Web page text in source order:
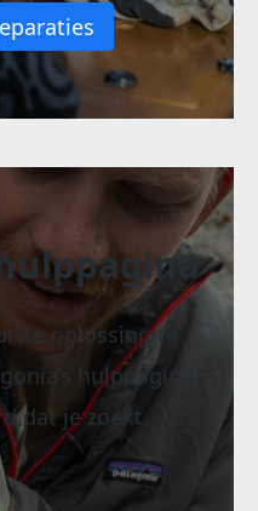
oplossing te
hulppagina
dat je zoekt.